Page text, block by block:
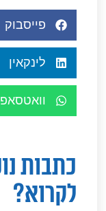
פייסבוק
לינקאין
וואטסאפ
כתבות
לקרוא?